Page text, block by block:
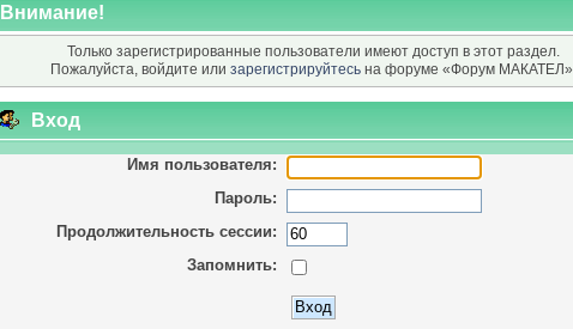
Внимание!
Только зарегистрированные пользователи имеют доступ в этот раздел.
Пожалуйста, войдите или зарегистрируйтесьна форуме «Форум МАКАТЕЛ».
Вход
Имя пользователя:
Пароль:
Продолжительность сессии:
Запомнить: